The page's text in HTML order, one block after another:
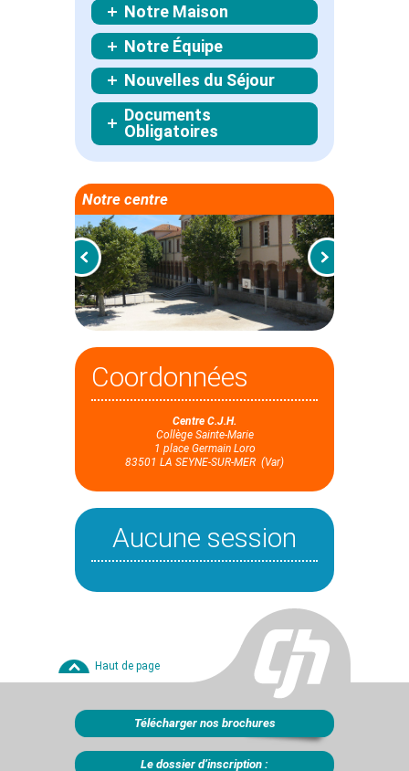
Notre Maison
Notre Équipe
Nouvelles du Séjour
Documents
Obligatoires
Notre centre
Coordonnées
Centre C.J.H.
Collège Sainte-Marie
1 place Germain Loro
83501 LA SEYNE-SUR-MER (Var)
Aucune session
Haut de page
Télécharger nos brochures
Le dossier d’inscription :